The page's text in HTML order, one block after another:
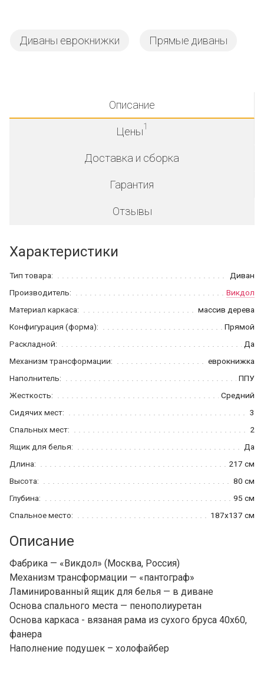
Диваны еврокнижки Прямые диваны
Описание
Цены1
Доставка и сборка
Гарантия
Отзывы
Характеристики
Тип товара:
Диван
Производитель:
Викдол
Материал каркаса:
массив дерева
Конфигурация (форма):
Прямой
Раскладной:
Да
Механизм трансформации:
еврокнижка
Наполнитель:
ППУ
Жесткость:
Средний
Сидячих мест:
3
Спальных мест:
2
Ящик для белья:
Да
Длина:
217 см
Высота:
80 см
Глубина:
95 см
Спальное место:
187x137 см
Описание
Фабрика — «Викдол» (Москва, Россия)
Механизм трансформации — «пантограф»
Ламинированный ящик для белья — в диване
Основа спального места — пенополиуретан
Основа каркаса - вязаная рама из сухого бруса 40х60,
фанера
Наполнение подушек – холофайбер